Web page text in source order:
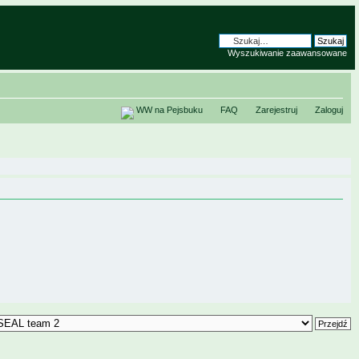
Wyszukiwanie zaawansowane
WW na Pejsbuku FAQ Zarejestruj Zaloguj